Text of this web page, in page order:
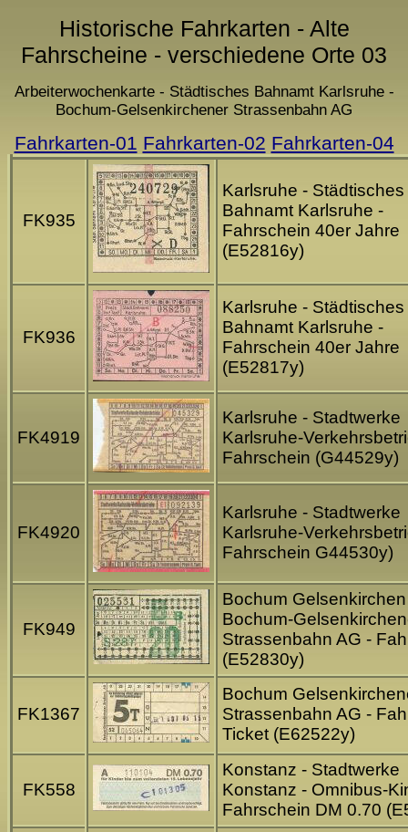
Historische Fahrkarten - Alte
Fahrscheine - verschiedene Orte 03
Arbeiterwochenkarte - Städtisches Bahnamt Karlsruhe -
Bochum-Gelsenkirchener Strassenbahn AG
Fahrkarten-01 Fahrkarten-02 Fahrkarten-04
FK935
Karlsruhe - Städtisches
Bahnamt Karlsruhe -
Fahrschein 40er Jahre
(E52816y)
FK936
Karlsruhe - Städtisches
Bahnamt Karlsruhe -
Fahrschein 40er Jahre
(E52817y)
FK4919
Karlsruhe - Stadtwerke
Karlsruhe-
Fahrschein (G44529y)
FK4920
Karlsruhe - Stadtwerke
Karlsruhe-
Fahrschein G44530y)
FK949
Bochum
Bochum-
Strassenbahn AG -
(E52830y)
FK1367
Bochum
Strassenbahn AG -
Ticket (E62522y)
FK558
Konstanz - Stadtwerke
Konstanz - Omnibus-
Fahrschein DM 0.70